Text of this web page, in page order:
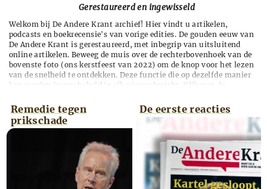
Gerestaureerd en ingewisseld
Welkom bij De Andere Krant archief! Hier vindt u artikelen,
podcasts en boekrecensie's van vorige edities. De gouden eeuw van
De Andere Krant is gerestaureerd, met inbegrip van uitsluitend
online artikelen. Beweeg de muis over de rechterbovenhoek van de
bovenste foto (ons kerstfeest van 2022) om de knop voor het lezen
van de snelheid te ontdekken. Deze functie die op dezelfde manier
kan worden ingeschakeld in elk nieuwsbericht. Klik met de
Remedie tegen
prikschade
De eerste reacties